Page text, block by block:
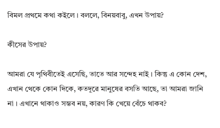
বিমল প্রথমে কথা কইলে। বললে, বিনয়বাবু, এখন উপায়?
কীসের উপায়?
আমরা যে পৃথিবীতেই এসেছি, তাতে আর সন্দেহ নাই। কিন্তু এ কোন দেশ,
এখান থেকে কোন দিকে, কতদূরে মানুষের বসতি আছে, তা আমরা জানি
না। এখানে থাকাও সম্ভব নয়, কারণ কি খেয়ে বেঁচে থাকব?